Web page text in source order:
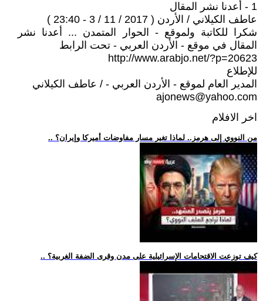
1 - أعدنا نشر المقال
عاطف الكيلاني / الأردن ( 2017 / 11 / 3 - 23:40 )
شكرا للكاتبة ولموقع - الحوار المتمدن ... أعدنا نشر
المقال في موقع - الأردن العربي - تحت الرابط
http://www.arabjo.net/?p=20623
للإطلاع
المدير العام لموقع - الأردن العربي - / عاطف الكيلاني
ajonews@yahoo.com
اخر الافلام
.. من النووي إلى هرمز.. لماذا تغير مسار مفاوضات أميركا وإيران؟
.. كيف توزعت الاقتحامات الإسرائيلية على مدن وقرى الضفة الغربية؟